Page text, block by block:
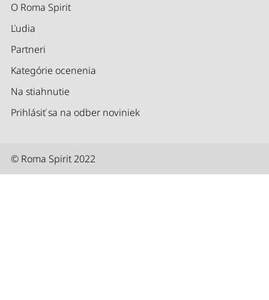
O Roma Spirit
Ľudia
Partneri
Kategórie ocenenia
Na stiahnutie
Prihlásiť sa na odber noviniek
© Roma Spirit 2022